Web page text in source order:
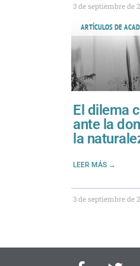
3 de septiembre de
ARTÍCULOS DE
El dilema
ante la
la
LEER MÁS →
3 de septiembre de
F T